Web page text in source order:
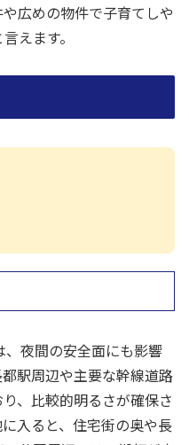
広めの物件で子育てしや
えます。
夜間の安全面にも影響
駅周辺や主要な幹線道路
、比較的明るさが確保さ
入ると、住宅街の奥や長